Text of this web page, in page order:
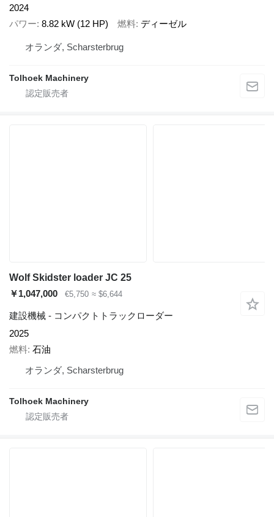
2024
パワー 8.82 kW (12 HP) 燃料 ディーゼル
オランダ, Scharsterbrug
Tolhoek Machinery
Wolf Skidster loader JC 25
￥1,047,000
€5,750 ≈ $6,644
建設機械 - コンパクトトラックローダー
2025
燃料 石油
オランダ, Scharsterbrug
Tolhoek Machinery